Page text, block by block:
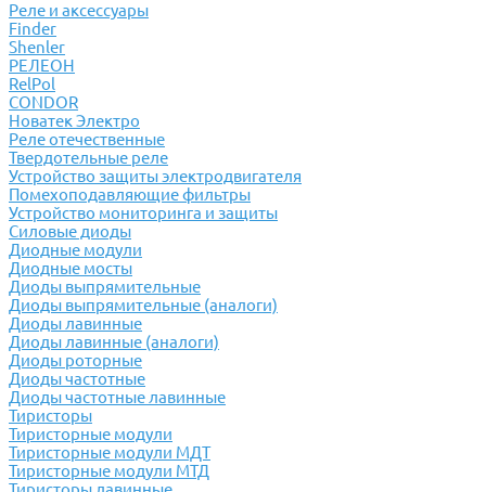
Реле и аксессуары
Finder
Shenler
РЕЛЕОН
RelPol
CONDOR
Новатек Электро
Реле отечественные
Твердотельные реле
Устройство защиты электродвигателя
Помехоподавляющие фильтры
Устройство мониторинга и защиты
Силовые диоды
Диодные модули
Диодные мосты
Диоды выпрямительные
Диоды выпрямительные (аналоги)
Диоды лавинные
Диоды лавинные (аналоги)
Диоды роторные
Диоды частотные
Диоды частотные лавинные
Тиристоры
Тиристорные модули
Тиристорные модули МДТ
Тиристорные модули МТД